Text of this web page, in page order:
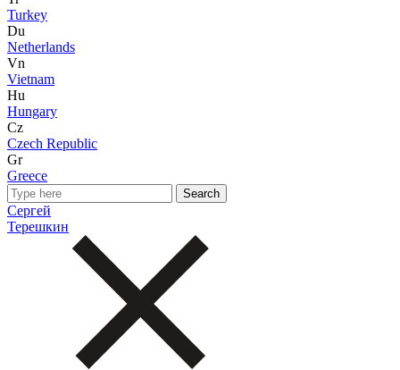
Turkey
Du
Netherlands
Vn
Vietnam
Hu
Hungary
Cz
Czech Republic
Gr
Greece
Сергей
Терешкин